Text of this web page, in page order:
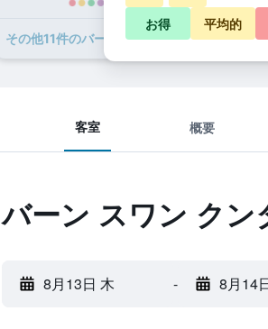
その他11​件のバーン スワン クンタ ゴルフ リ
客室 概要
バーン スワン クン
8月13日 木 - 8月14
お得 平均的